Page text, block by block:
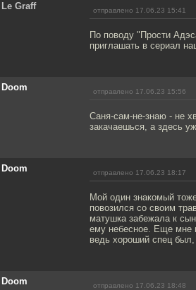
Le Graff отправлено 17.06.23 15:41
По поводу "Прости
приглашать в сериал
Doom отправлено 17.06.23 15:56
Саня-сам-не-знаю - не
закачаешься, а здесь
Doom отправлено 17.06.23 18:17
Мой один знакомый
повозился со своим
матушка забежала к
ему небесное. Еще мне
ведь хороший спец был,
Doom отправлено 17.06.23 18:48